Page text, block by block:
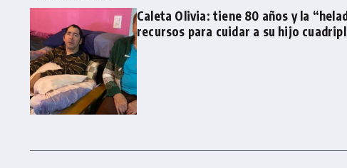
Caleta Olivia: tiene 80 años y la
recursos para cuidar a su hijo